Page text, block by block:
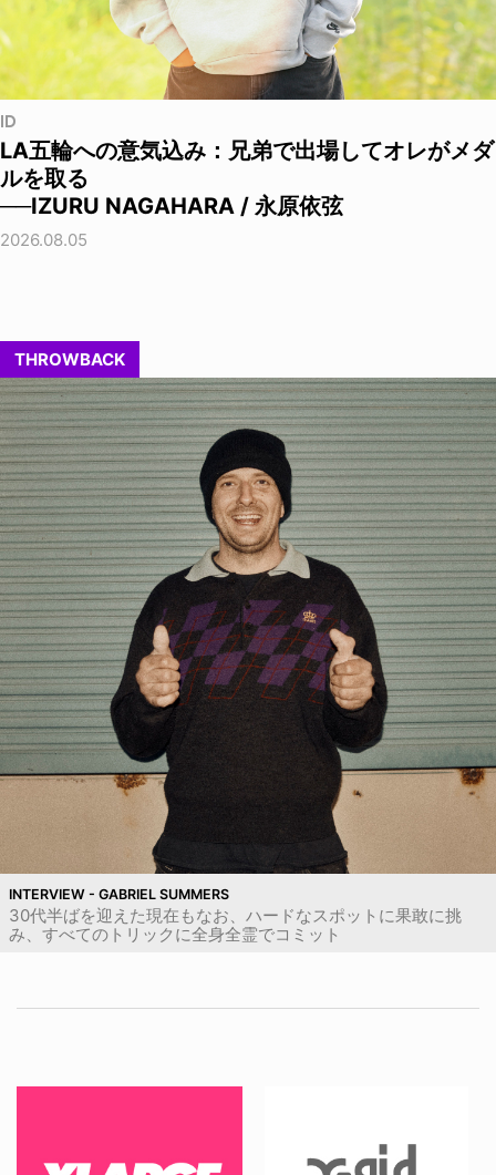
ID
LA五輪への意気込み：兄弟で出場してオレがメダ
ルを取る
──IZURU NAGAHARA / 永原依弦
2026.08.05
THROWBACK
INTERVIEW - GABRIEL SUMMERS
30代半ばを迎えた現在もなお、ハードなスポットに果敢に挑
み、すべてのトリックに全身全霊でコミット